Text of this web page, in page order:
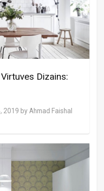
Dizains:
2019 by Ahmad Faishal